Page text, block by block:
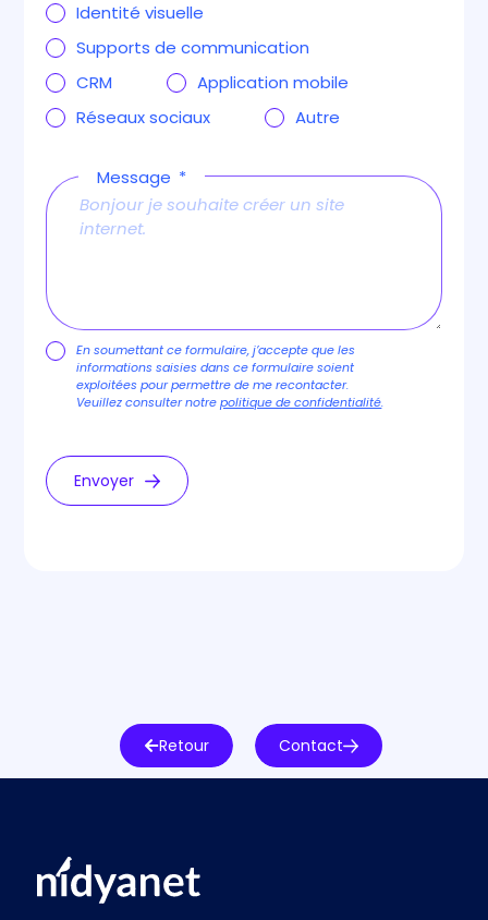
Identité visuelle
Supports de communication
CRM
Application mobile
Réseaux sociaux
Autre
Message
En soumettant ce formulaire, j’accepte que les
informations saisies dans ce formulaire soient
exploitées pour permettre de me recontacter.
Veuillez consulter notrepolitique de confidentialité.
Envoyer
Retour Contact